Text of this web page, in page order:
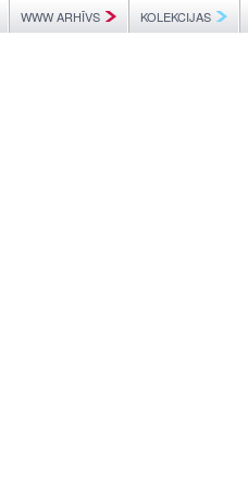
WWW ARHĪVS KOLEKCIJAS